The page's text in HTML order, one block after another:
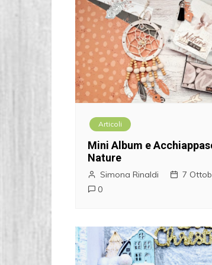
Articoli
Mini Album e
Nature
Simona Rinaldi
7
0